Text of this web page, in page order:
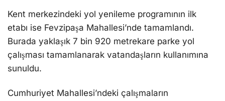
Kent merkezindeki yol yenileme programının ilk
etabı ise Fevzipaşa Mahallesi’nde tamamlandı.
Burada yaklaşık 7 bin 920 metrekare parke yol
çalışması tamamlanarak vatandaşların kullanımına
sunuldu.
Cumhuriyet Mahallesi’ndeki çalışmaların